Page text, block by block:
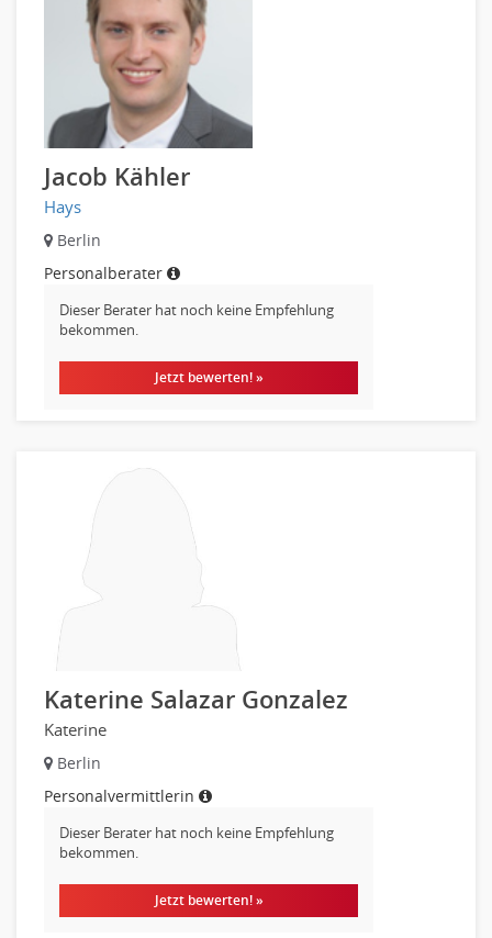
Elektrotechnik, Elektronik
Energie und Umwelttechnik
Entwicklung
Fahrzeugtechnik
Fertigungstechnik
Kunststofftechnik
Leitung, Teamleitung
Luft- und Raumfahrttechnik
Maschinenbau
Materialwissenschaft
Mechatronik
Medizintechnik
Optiker, Akustiker
Qualitätsmanagement
Technischer Systemplaner, Bauzeichner
Veranstaltungstechnik
Verfahrenstechnik
Vertriebsingenieur
Wirtschaftsingenieur
Technisches Gebäudemanagement (TGM)
Anwendungsadministration
Consulting, Engineering
Embedded Systems
IT Leitung, Teamleitung
Jacob Kähler
Hays
Berlin
Personalberater
Dieser Berater hat noch keine Empfehlung
bekommen.
Jetzt bewerten! »
Katerine Salazar Gonzalez
Katerine
Berlin
Personalvermittlerin
Dieser Berater hat noch keine Empfehlung
bekommen.
Jetzt bewerten! »